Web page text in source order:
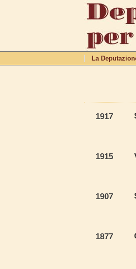
La
1917
1915
1907
1877